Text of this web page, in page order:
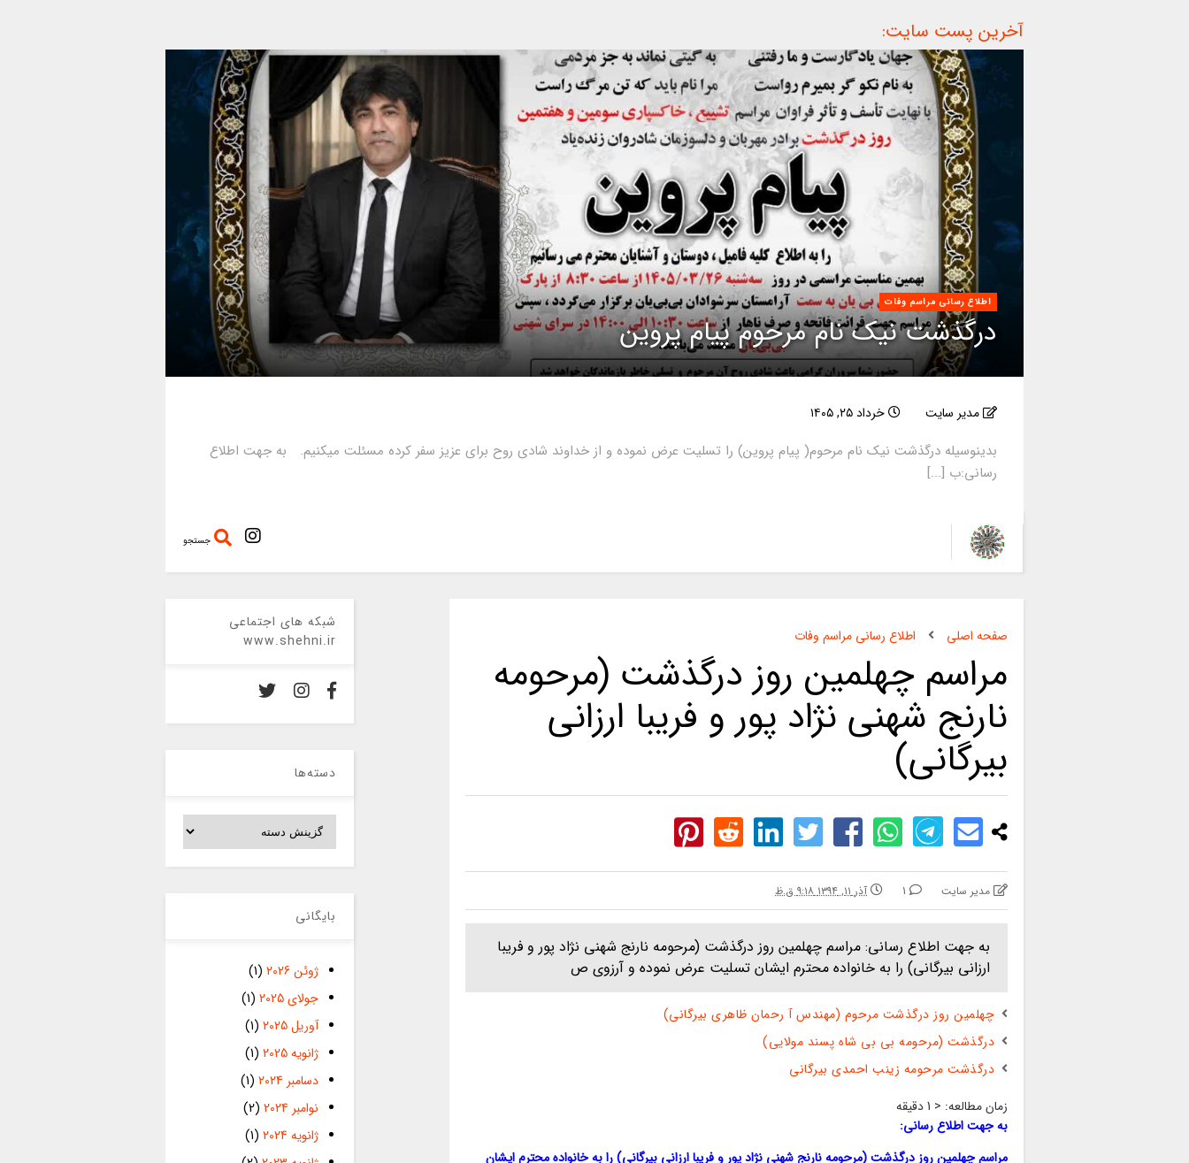
آخرین پست سایت:
اطلاع رسانی مراسم وفات
درگذشت نیک نام مرحوم پیام پروین
مدیر سایت خرداد ۲۵, ۱۴۰۵
بدینوسیله درگذشت نیک نام مرحوم( پیام پروین) را تسلیت عرض نموده و از خداوند شادی روح برای عزیز سفر کرده مسئلت میکنیم. به جهت اطلاع
رسانی:ب [...]
جستجو
صفحه اصلی اطلاع رسانی مراسم وفات
مراسم چهلمین روز درگذشت (مرحومه
نارنج شهنی نژاد پور و فریبا ارزانی
بیرگانی)
مدیر سایت 1 آذر ۱۱, ۱۳۹۴ ۹:۱۸ ق.ظ
به جهت اطلاع رسانی: مراسم چهلمین روز درگذشت (مرحومه نارنج شهنی نژاد پور و فریبا
ارزانی بیرگانی) را به خانواده محترم ایشان تسلیت عرض نموده و آرزوی ص
چهلمین روز درگذشت مرحوم (مهندس آ رحمان ظاهری بیرگانی)
درگذشت (مرحومه بی بی شاه پسند مولایی)
درگذشت مرحومه زینب احمدی بیرگانی
زمان مطالعه: < 1 دقیقه
به جهت اطلاع رسانی:
مراسم چهلمین روز درگذشت (مرحومه نارنج شهنی نژاد پور و فریبا ارزانی بیرگانی) را به خانواده محترم ایشان
شبکه های اجتماعی
www.shehni.ir
دسته‌ها
دسته‌ها
بایگانی
ژوئن 2026
(1)
جولای 2025
(1)
آوریل 2025
(1)
ژانویه 2025
(1)
دسامبر 2024
(1)
نوامبر 2024
(2)
ژانویه 2024
(1)